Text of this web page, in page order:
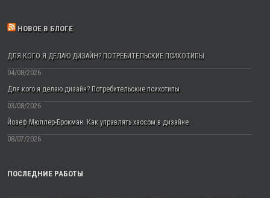
НОВОЕ В БЛОГЕ
ДЛЯ КОГО Я ДЕЛАЮ ДИЗАЙН? ПОТРЕБИТЕЛЬСКИЕ ПСИХОТИПЫ.
04/08/2026
Для кого я делаю дизайн? Потребительские психотипы
03/08/2026
Йозеф Мюллер-Брокман. Как управлять хаосом в дизайне
08/07/2026
ПОСЛЕДНИЕ РАБОТЫ